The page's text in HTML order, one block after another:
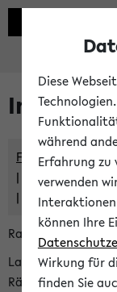
Im eKVV
Freie Räume
Hinweise der
Raumanfragen:
Lassen Sie sich
Räumen mit
Diese
während
Erfahrung zu
verwenden
Interaktionen
können Ihre
Wirkung für
finden Sie